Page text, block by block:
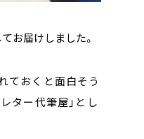
お届けしました。
ておくと面白そう
ター代筆屋」とし